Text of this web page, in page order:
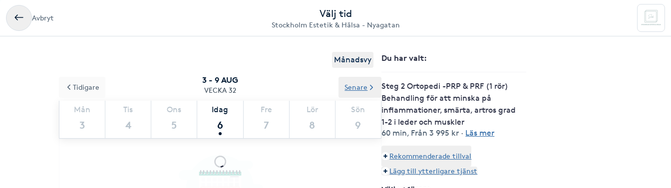
Avbryt Välj tid
Stockholm Estetik & Hälsa - Nyagatan
Månadsvy
3 - 9 AUG
VECKA 32
Mån
3
Tis
4
Ons
5
Idag
6
Fre
7
Lör
8
Sön
9
Tidigare Senare
Du har valt:
Steg 2 Ortopedi -PRP & PRF (1 rör)
Behandling för att minska på
inflammationer, smärta, artros grad
1-2 i leder och muskler
60 min, Från 3 995 kr · Läs mer
Rekommenderade tillval
Lägg till ytterligare tjänst